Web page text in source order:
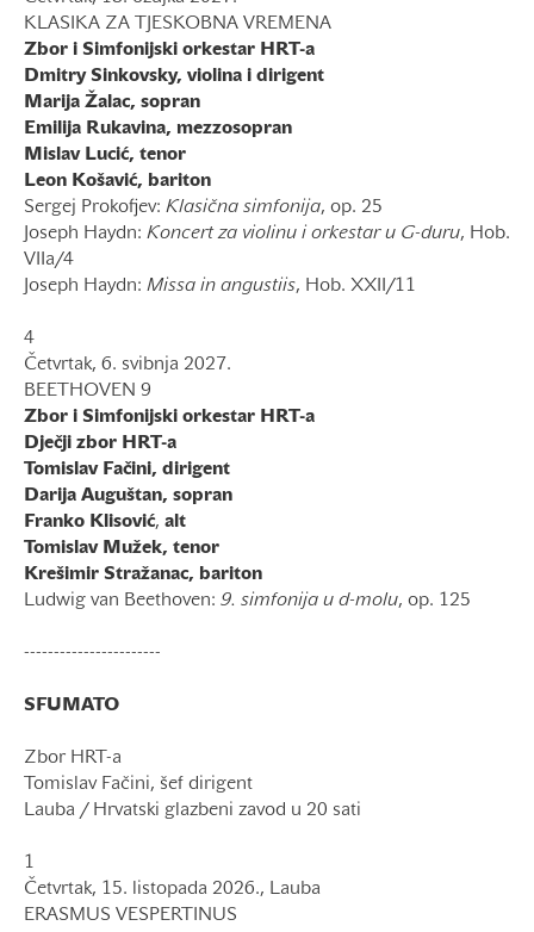
KLASIKA ZA TJESKOBNA VREMENA
Zbor i Simfonijski orkestar HRT-a
Dmitry Sinkovsky, violina i dirigent
Marija Žalac, sopran
Emilija Rukavina, mezzosopran
Mislav Lucić, tenor
Leon Košavić, bariton
Sergej Prokofjev: Klasična simfonija, op. 25
Joseph Haydn: Koncert za violinu i orkestar u G-duru, Hob.
VIIa/4
Joseph Haydn: Missa in angustiis, Hob. XXII/11
4
Četvrtak, 6. svibnja 2027.
BEETHOVEN 9
Zbor i Simfonijski orkestar HRT-a
Dječji zbor HRT-a
Tomislav Fačini, dirigent
Darija Auguštan, sopran
Franko Klisović, alt
Tomislav Mužek, tenor
Krešimir Stražanac, bariton
Ludwig van Beethoven: 9. simfonija u d-molu, op. 125
-----------------------
SFUMATO
Zbor HRT-a
Tomislav Fačini, šef dirigent
Lauba / Hrvatski glazbeni zavod u 20 sati
1
Četvrtak, 15. listopada 2026., Lauba
ERASMUS VESPERTINUS